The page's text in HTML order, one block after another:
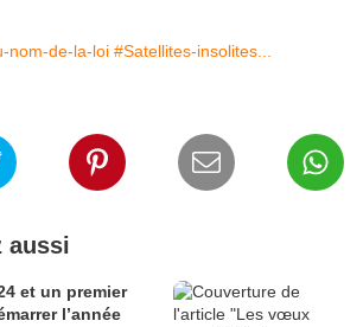
nom-de-la-loi #Satellites-insolites...
aussi
et un premier
l’année